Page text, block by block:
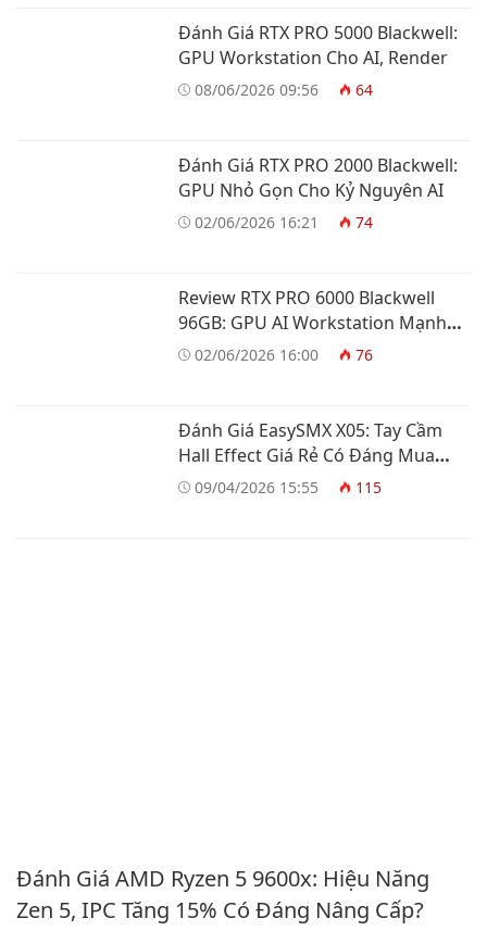
Đánh Giá RTX PRO 5000 Blackwell:
GPU Workstation Cho AI, Render
08/06/2026 09:56 64
Đánh Giá RTX PRO 2000 Blackwell:
GPU Nhỏ Gọn Cho Kỷ Nguyên AI
02/06/2026 16:21 74
Review RTX PRO 6000 Blackwell
96GB: GPU AI Workstation Mạnh
Nhất
02/06/2026 16:00 76
Đánh Giá EasySMX X05: Tay Cầm
Hall Effect Giá Rẻ Có Đáng Mua
Không?
09/04/2026 15:55 115
Đánh Giá AMD Ryzen 5 9600x: Hiệu Năng
Zen 5, IPC Tăng 15% Có Đáng Nâng Cấp?